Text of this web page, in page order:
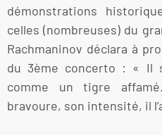
démonstrations
celles (nombreuses) du
Rachmaninov déclara à
du 3ème concerto : « Il
comme un tigre
bravoure, son intensité, il